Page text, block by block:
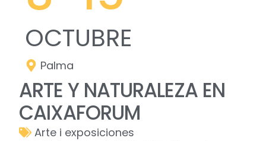
OCTUBRE
Palma
ARTE Y NATURALEZA EN
CAIXAFORUM
Arte i exposiciones